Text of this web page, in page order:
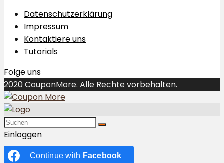
Datenschutzerklärung
Impressum
Kontaktiere uns
Tutorials
Folge uns
2020 CouponMore. Alle Rechte vorbehalten.
Einloggen
Continue with Facebook